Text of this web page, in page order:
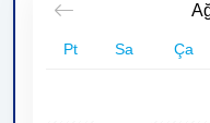
Pt Sa Ça